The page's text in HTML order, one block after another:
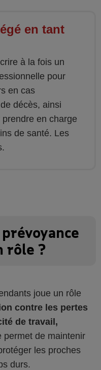
en tant
à la fois un
pour
en cas
décès, ainsi
en charge
de santé. Les
rôle ?
joue un rôle
contre les pertes
de travail,
permet de maintenir
les proches
durs.